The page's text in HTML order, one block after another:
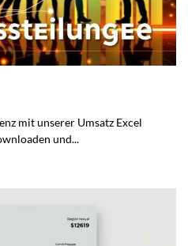
mit unserer Umsatz Excel
und...